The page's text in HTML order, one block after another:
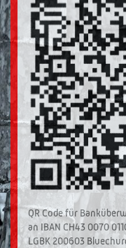
QR Code für
an IBAN CH43 0070
LGBK 200603